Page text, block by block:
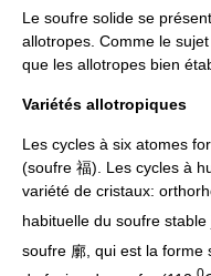
Le soufre solide se
allotropes. Comme le
que les allotropes bien
Variétés allotropiques
Les cycles à six atomes
(soufre 福). Les cycles à
variété de cristaux:
habituelle du soufre stable
soufre 廓, qui est la forme